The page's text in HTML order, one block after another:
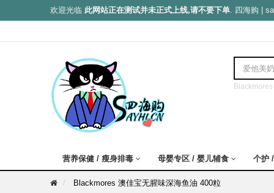
欢迎光临 此网站正在测试并未正式上线,请不要下单. 四海购 |
Blackmores
营养保健 / 瘦身排毒 母婴专区 / 婴儿辅食 个护
Blackmores 澳佳宝无腥味深海鱼油 400粒